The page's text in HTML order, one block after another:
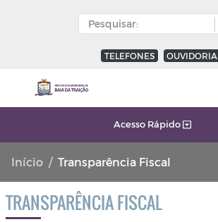
TELEFONES OUVIDORIA
Acesso Rápido
Início Transparência Fiscal
TRANSPARÊNCIA FISCAL